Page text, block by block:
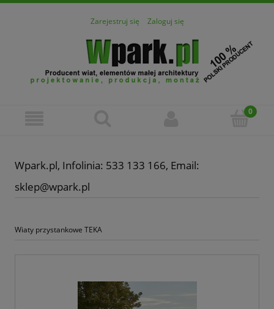
Zarejestruj się Zaloguj się
Wpark.pl, Infolinia: 533 133 166, Email:
sklep@wpark.pl
Wiaty przystankowe TEKA